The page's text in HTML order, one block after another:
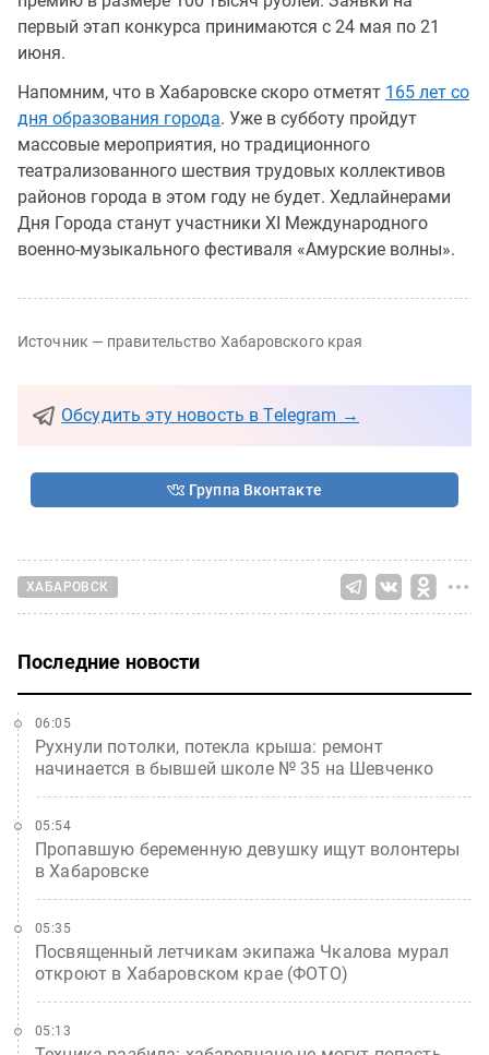
первый этап конкурса принимаются с 24 мая по 21
июня.
Напомним, что в Хабаровске скоро отметят 165 лет со
дня образования города. Уже в субботу пройдут
массовые мероприятия, но традиционного
театрализованного шествия трудовых коллективов
районов города в этом году не будет. Хедлайнерами
Дня Города станут участники XI Международного
военно-музыкального фестиваля «Амурские волны».
Источник — правительство Хабаровского края
Обсудить эту новость в Telegram →
Группа Вконтакте
ХАБАРОВСК
Последние новости
Рухнули потолки, потекла крыша: ремонт
начинается в бывшей школе № 35 на Шевченко
06:05
Пропавшую беременную девушку ищут волонтеры
в Хабаровске
05:54
Посвященный летчикам экипажа Чкалова мурал
откроют в Хабаровском крае (ФОТО)
05:35
05:13